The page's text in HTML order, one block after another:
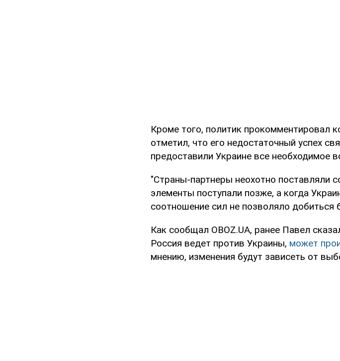
Кроме того, политик прокомментировал
отметил, что его недостаточный успех
предоставили Украине все необходимое
"Страны-партнеры неохотно поставляли
элементы поступали позже, а когда
соотношение сил не позволяло добиться
Как сообщал OBOZ.UA, ранее Павел
Россия ведет против Украины, может
мнению, изменения будут зависеть от